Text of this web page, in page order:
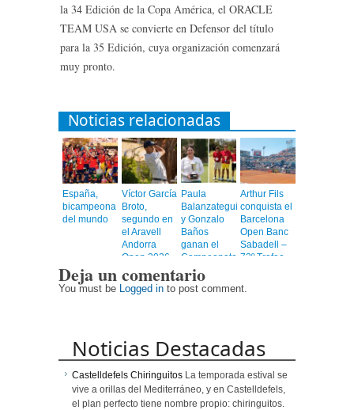
la 34 Edición de la Copa América, el ORACLE
TEAM USA se convierte en Defensor del título
para la 35 Edición, cuya organización comenzará
muy pronto.
Noticias relacionadas
España,
bicampeona
del mundo
Víctor García
Broto,
segundo en
el Aravell
Andorra
Open 2026
Paula
Balanzategui
y Gonzalo
Baños
ganan el
Campeonato
de España
Absoluto
Golf 2026
Arthur Fils
conquista el
Barcelona
Open Banc
Sabadell –
73º Trofeo
Godó
Deja un comentario
You must be Logged in to post comment.
Noticias Destacadas
Castelldefels Chiringuitos La temporada estival se
vive a orillas del Mediterráneo, y en Castelldefels,
el plan perfecto tiene nombre propio: chiringuitos.